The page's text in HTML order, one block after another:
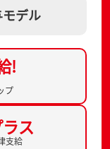
デル
!
プ
ス
支給